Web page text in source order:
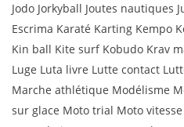
Jodo Jorkyball Joutes nautiques
Escrima Karaté Karting Kempo
Kin ball Kite surf Kobudo Krav
Luge Luta livre Lutte contact
Marche athlétique Modélisme
sur glace Moto trial Moto